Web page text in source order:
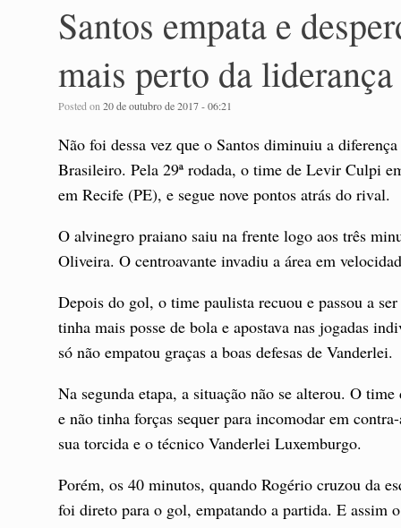
Santos empata e
mais perto da liderança
Posted on20 de outubro de 2017 - 06:21
Não foi dessa vez que o Santos diminuiu a
Brasileiro. Pela 29ª rodada, o time de Levir Culpi
em Recife (PE), e segue nove pontos atrás do rival.
O alvinegro praiano saiu na frente logo aos três
Oliveira. O centroavante invadiu a área em
Depois do gol, o time paulista recuou e passou a
tinha mais posse de bola e apostava nas jogadas
só não empatou graças a boas defesas de Vanderlei.
Na segunda etapa, a situação não se alterou. O
e não tinha forças sequer para incomodar em
sua torcida e o técnico Vanderlei Luxemburgo.
Porém, os 40 minutos, quando Rogério cruzou da
foi direto para o gol, empatando a partida. E assim